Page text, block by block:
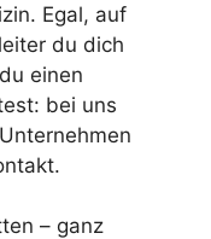
Egal, auf
du dich
einen
bei uns
– ganz